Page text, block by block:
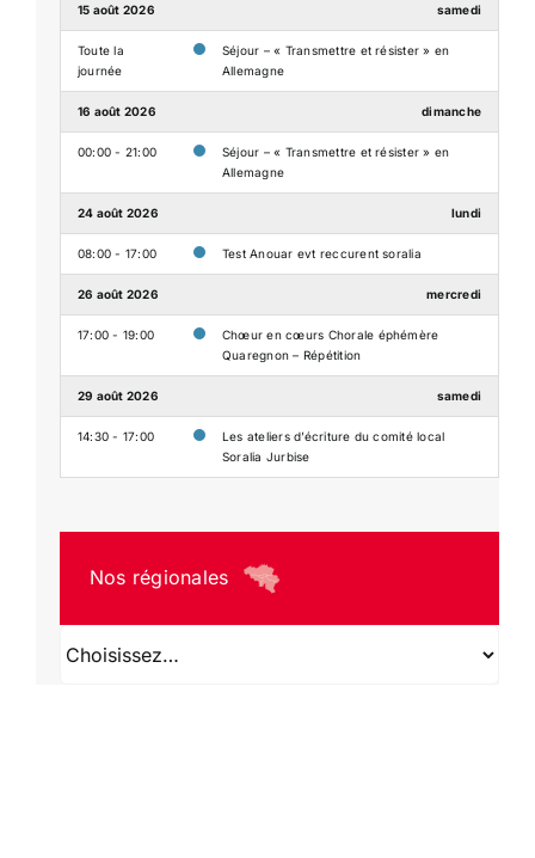
15 août 2026 samedi
Toute la
journée
Séjour – « Transmettre et résister » en
Allemagne
16 août 2026 dimanche
00:00 - 21:00
Séjour – « Transmettre et résister » en
Allemagne
24 août 2026 lundi
08:00 - 17:00 Test Anouar evt reccurent soralia
26 août 2026 mercredi
17:00 - 19:00
Chœur en cœurs Chorale éphémère
Quaregnon – Répétition
29 août 2026 samedi
14:30 - 17:00
Les ateliers d’écriture du comité local
Soralia Jurbise
Nos régionales